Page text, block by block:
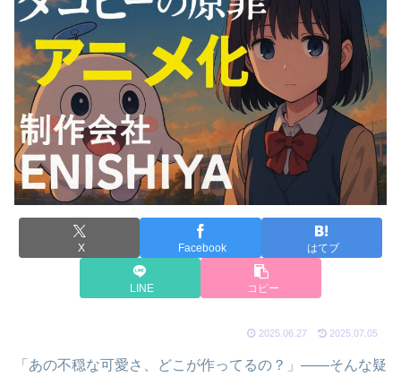
X Facebook はてブ
LINE コピー
2025.06.27 2025.07.05
「あの不穏な可愛さ、どこが作ってるの？」――そんな疑